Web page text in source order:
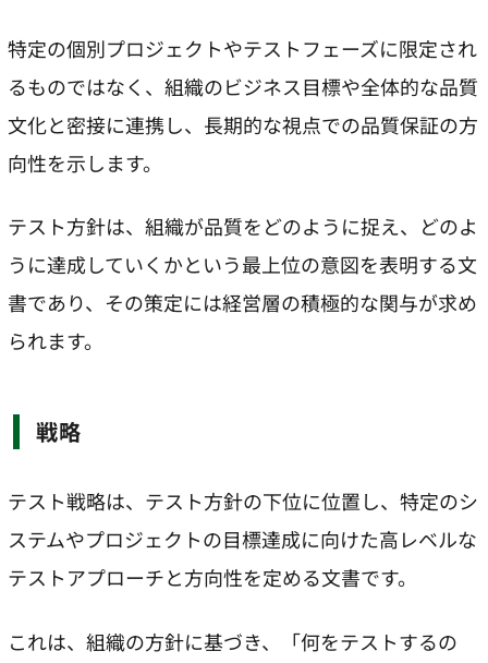
特定の個別プロジェクトやテストフェーズに限定され
るものではなく、組織のビジネス目標や全体的な品質
文化と密接に連携し、長期的な視点での品質保証の方
向性を示します。
テスト方針は、組織が品質をどのように捉え、どのよ
うに達成していくかという最上位の意図を表明する文
書であり、その策定には経営層の積極的な関与が求め
られます。
戦略
テスト戦略は、テスト方針の下位に位置し、特定のシ
ステムやプロジェクトの目標達成に向けた高レベルな
テストアプローチと方向性を定める文書です。
これは、組織の方針に基づき、「何をテストするの